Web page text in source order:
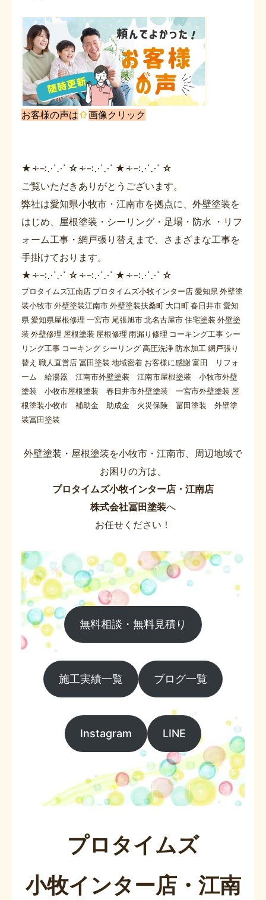
お客様の声は⇧画像クリック
★∻∹⋰⋰ ☆∻∹⋰⋰ ★∻∹⋰⋰ ☆
ご覧いただきありがとうございます。
弊社は愛知県小牧市・江南市を拠点に、外壁塗装を
はじめ、屋根塗装・シーリング・足場・防水 ・リフ
ォーム工事・網戸張り替えまで、さまざまな工事を
手掛けております。
★∻∹⋰⋰ ☆∻∹⋰⋰ ★∻∹⋰⋰ ☆
プロタイムズ江南店 プロタイムズ小牧インター店 愛知県 外壁塗
装小牧市 外壁塗装江南市 外壁塗装扶桑町 大口町 春日井市 愛知
県 愛知県屋根修理 一宮市 尾張旭市 北名古屋市 住宅塗装 外壁塗
装 外壁修理 屋根塗装 屋根修理 雨漏り修理 コーキング工事 シー
リング工事 コーキング シーリング 高圧洗浄 防水加工 網戸張り
替え 職人直営店 冨田塗装 地域密着 お客様に感謝 富田 リフォ
ーム 給湯器 江南市外壁塗装 江南市屋根塗装 小牧市外壁
塗装 小牧市屋根塗装 春日井市外壁塗装 一宮市外壁塗装 屋
根塗装小牧市 補助金 助成金 火災保険 冨田塗装 外壁塗
装冨田塗装
外壁塗装・屋根塗装を小牧市・江南市、周辺地域で
お困りの方は、
プロタイムズ小牧インター店・江南店
株式会社冨田塗装へ
お任せください！
無料相談・無料見積り
施工実績一覧 ブログ一覧
Instagram LINE
プロタイムズ
小牧インター店・江南